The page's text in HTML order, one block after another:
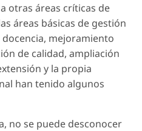
otras áreas críticas de
áreas básicas de gestión
mejoramiento
de calidad, ampliación
y la propia
han tenido algunos
no se puede desconocer